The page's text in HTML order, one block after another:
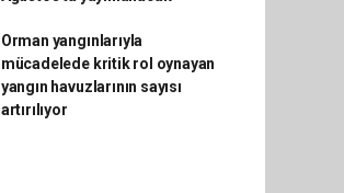
Orman yangınlarıyla
mücadelede kritik rol oynayan
yangın havuzlarının sayısı
artırılıyor